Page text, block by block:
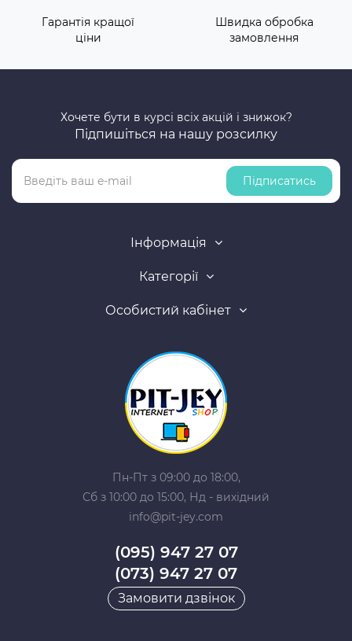
Гарантія кращої
ціни
Швидка обробка
замовлення
Хочете бути в курсі всіх акцій і знижок?
Підпишіться на нашу розсилку
Підписатись
Інформація
Категорії
Особистий кабінет
Пн-Пт з 09:00 до 18:00,
Сб з 10:00 до 15:00, Нд - вихідний
info@pit-jey.com
(095) 947 27 07
(073) 947 27 07
Замовити дзвінок